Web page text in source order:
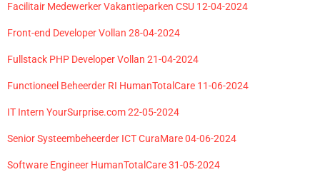
Facilitair Medewerker Vakantieparken CSU 12-04-2024
Front-end Developer Vollan 28-04-2024
Fullstack PHP Developer Vollan 21-04-2024
Functioneel Beheerder RI HumanTotalCare 11-06-2024
IT Intern YourSurprise.com 22-05-2024
Senior Systeembeheerder ICT CuraMare 04-06-2024
Software Engineer HumanTotalCare 31-05-2024